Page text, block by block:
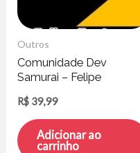
Outros
Comunidade Dev
Samurai – Felipe
R$ 39,99
Adicionar ao
carrinho